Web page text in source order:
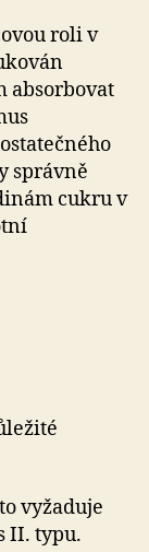
roli v
absorbovat
správně
cukru v
vyžaduje
II. typu.